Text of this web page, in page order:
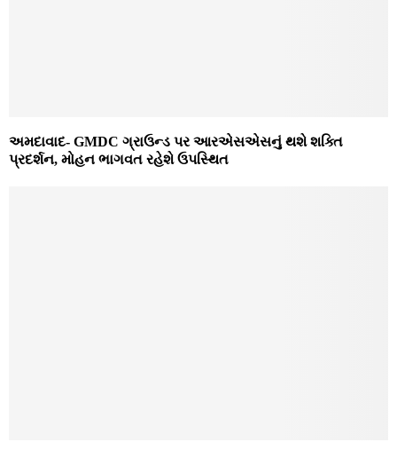
અમદાવાદ- GMDC ગ્રાઉન્ડ પર આરએસએસનું થશે શક્તિ
પ્રદર્શન, મોહન ભાગવત રહેશે ઉપસ્થિત